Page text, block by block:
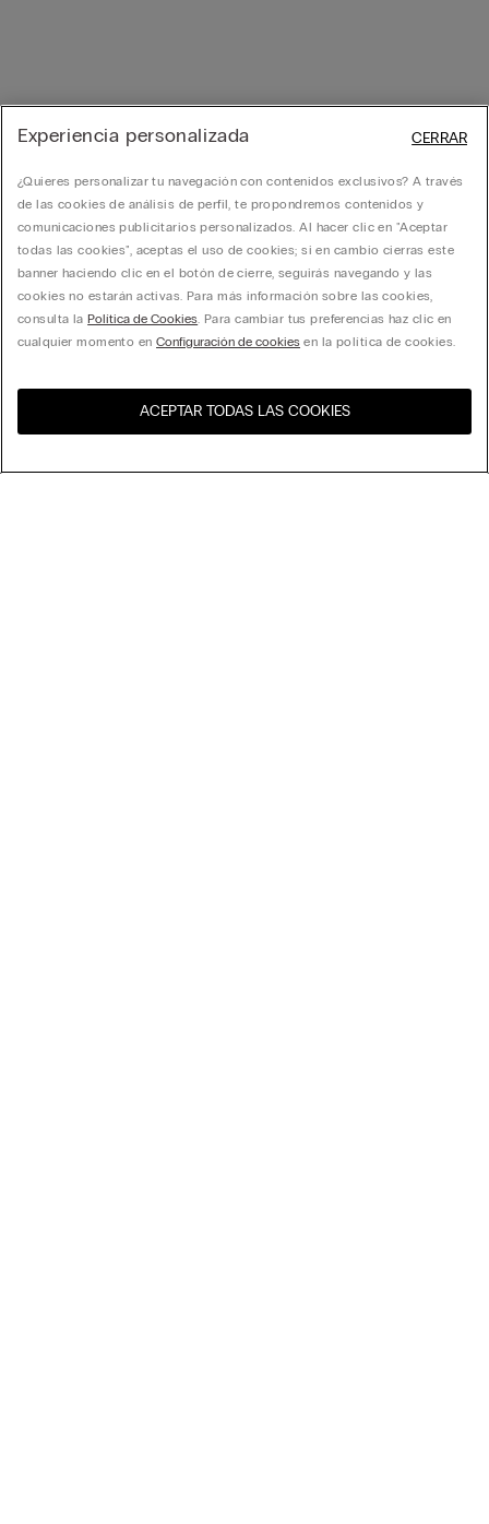
Estados Unidos
Experiencia personalizada
¿Quieres personalizar tu navegación con contenidos exclusivos? A través
de las cookies de análisis de perfil, te propondremos contenidos y
comunicaciones publicitarios personalizados. Al hacer clic en "Aceptar
todas las cookies", aceptas el uso de cookies; si en cambio cierras este
banner haciendo clic en el botón de cierre, seguirás navegando y las
cookies no estarán activas. Para más información sobre las cookies,
consulta laPolítica de Cookies. Para cambiar tus preferencias haz clic en
cualquier momento enConfiguración de cookies en la política de cookies.
ACEPTAR TODAS LAS COOKIES
CERRAR